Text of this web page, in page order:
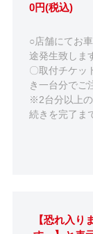
0円(税込)
○店舗にてお
途発生致しま
〇取付チケッ
き一台分でご
※2台分以上
続きを完了ま
【恐れ入り